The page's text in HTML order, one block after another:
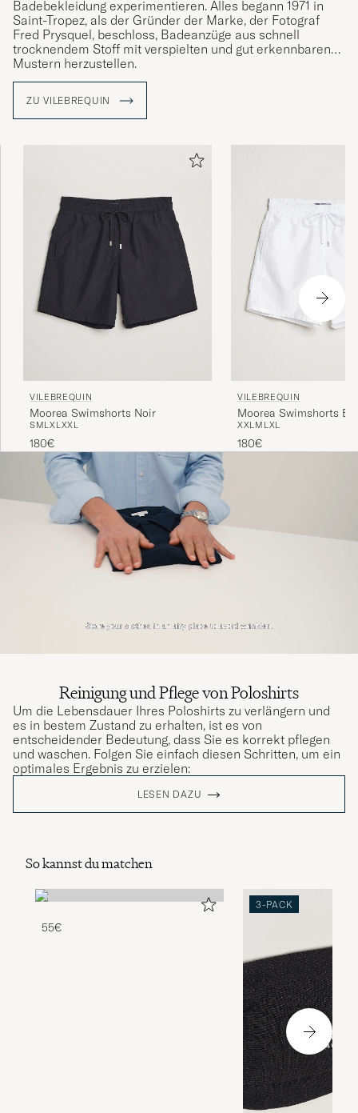
Badebekleidung experimentieren. Alles begann 1971 in
Saint-Tropez, als der Gründer der Marke, der Fotograf
Fred Prysquel, beschloss, Badeanzüge aus schnell
trocknendem Stoff mit verspielten und gut erkennbaren
Mustern herzustellen.
Klassiker entwickelt und ist jetzt in verschiedenen
Modellen mit skurrilen Mustern und lebendigen
ZU VILEBREQUIN
VILEBREQUIN
Moorea Swimshorts Noir
SMLXLXXL
180€
VILEBREQUIN
Moorea Swimshorts
XXLM LXL
180€
Reinigung und Pflege von Poloshirts
Um die Lebensdauer Ihres Poloshirts zu verlängern und
es in bestem Zustand zu erhalten, ist es von
entscheidender Bedeutung, dass Sie es korrekt pflegen
und waschen. Folgen Sie einfach diesen Schritten, um ein
optimales Ergebnis zu erzielen:
LESEN DAZU
So kannst du matchen
55€
3-PACK